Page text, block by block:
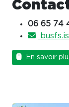
06 65 74
En savoir